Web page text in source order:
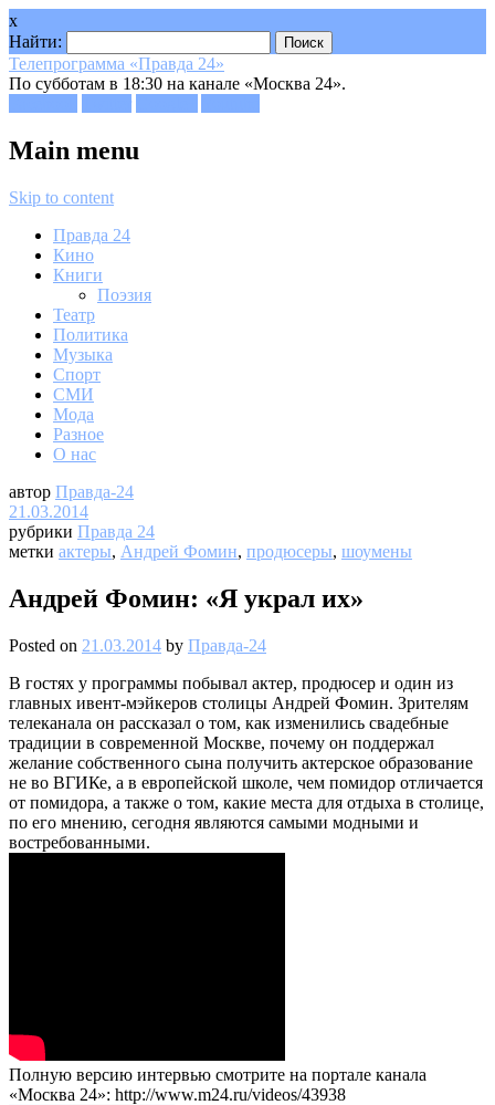
x
Найти:
Телепрограмма «Правда 24»
По субботам в 18:30 на канале «Москва 24».
Main menu
Skip to content
Правда 24
Кино
Книги
Поэзия
Театр
Политика
Музыка
Спорт
СМИ
Мода
Разное
О нас
автор Правда-24
21.03.2014
рубрики Правда 24
метки актеры, Андрей Фомин, продюсеры, шоумены
Андрей Фомин: «Я украл их»
Posted on 21.03.2014 by Правда-24
В гостях у программы побывал актер, продюсер и один из
главных ивент-мэйкеров столицы Андрей Фомин. Зрителям
телеканала он рассказал о том, как изменились свадебные
традиции в современной Москве, почему он поддержал
желание собственного сына получить актерское образование
не во ВГИКе, а в европейской школе, чем помидор отличается
от помидора, а также о том, какие места для отдыха в столице,
по его мнению, сегодня являются самыми модными и
востребованными.
Полную версию интервью смотрите на портале канала
«Москва 24»: http://www.m24.ru/videos/43938